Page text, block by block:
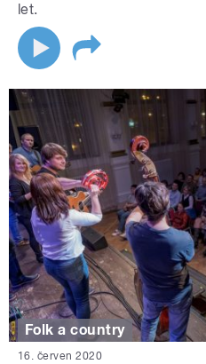
let.
Folk a country
16. červen 2020